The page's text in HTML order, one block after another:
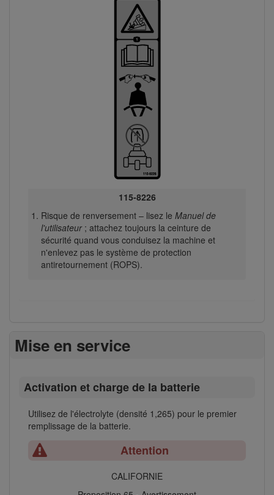
115-8226
Risque de renversement – lisez le Manuel de
l'utilisateur; attachez toujours la ceinture de
sécurité quand vous conduisez la machine et
n'enlevez pas le système de protection
antiretournement (ROPS).
Mise en service
Activation et charge de la batterie
Utilisez de l'électrolyte (densité 1,265) pour le premier
remplissage de la batterie.
Attention
CALIFORNIE